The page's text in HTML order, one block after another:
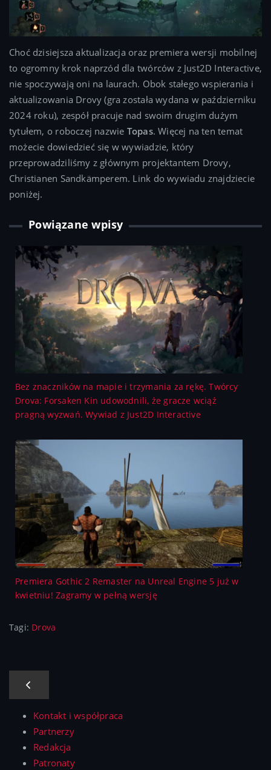
Choć dzisiejsza aktualizacja oraz premiera wersji mobilnej
to ogromny krok naprzód dla twórców z Just2D Interactive,
nie spoczywają oni na laurach. Obok stałego wspierania i
aktualizowania Drovy (gra została wydana w październiku
2024 roku), zespół pracuje nad swoim drugim dużym
tytułem, o roboczej nazwie Topas. Więcej na ten temat
możecie dowiedzieć się w wywiadzie, który
przeprowadziliśmy z głównym projektantem Drovy,
Christianen Sandkämperem. Link do wywiadu znajdziecie
poniżej.
Powiązane wpisy
Bez znaczników na mapie i trzymania za rękę. Twórcy
Drova: Forsaken Kin udowodnili, że gracze wciąż
pragną wyzwań. Wywiad z Just2D Interactive
Premiera Gothic 2 Remaster na Unreal Engine 5 już w
kwietniu! Zagramy w pełną wersję
Tagi: Drova
Kontakt i współpraca
Partnerzy
Redakcja
Patronaty